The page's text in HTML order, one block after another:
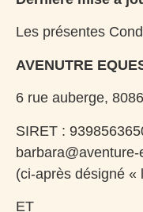
Les présentes
AVENUTRE
6 rue auberge,
SIRET :
(ci-après désigné «
ET